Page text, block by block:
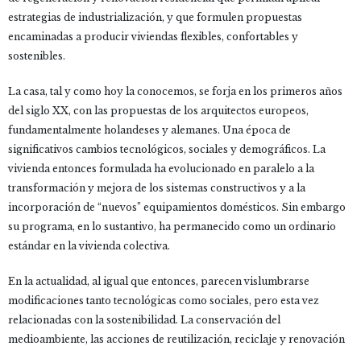
estrategias de industrialización, y que formulen propuestas
encaminadas a producir viviendas flexibles, confortables y
sostenibles.
La casa, tal y como hoy la conocemos, se forja en los primeros años
del siglo XX, con las propuestas de los arquitectos europeos,
fundamentalmente holandeses y alemanes. Una época de
significativos cambios tecnológicos, sociales y demográficos. La
vivienda entonces formulada ha evolucionado en paralelo a la
transformación y mejora de los sistemas constructivos y a la
incorporación de “nuevos” equipamientos domésticos. Sin embargo
su programa, en lo sustantivo, ha permanecido como un ordinario
estándar en la vivienda colectiva.
En la actualidad, al igual que entonces, parecen vislumbrarse
modificaciones tanto tecnológicas como sociales, pero esta vez
relacionadas con la sostenibilidad. La conservación del
medioambiente, las acciones de reutilización, reciclaje y renovación